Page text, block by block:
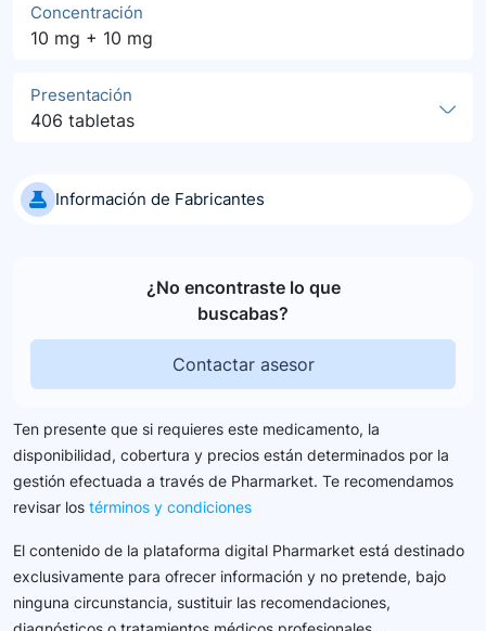
Concentración
10 mg + 10 mg
Presentación
406 tabletas
Información de Fabricantes
¿No encontraste lo que
buscabas?
Contactar asesor
Ten presente que si requieres este medicamento, la
disponibilidad, cobertura y precios están determinados por la
gestión efectuada a través de Pharmarket. Te recomendamos
revisar los términos y condiciones
El contenido de la plataforma digital Pharmarket está destinado
exclusivamente para ofrecer información y no pretende, bajo
ninguna circunstancia, sustituir las recomendaciones,